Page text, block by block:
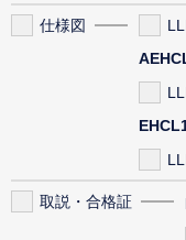
仕様図
取説・合格証